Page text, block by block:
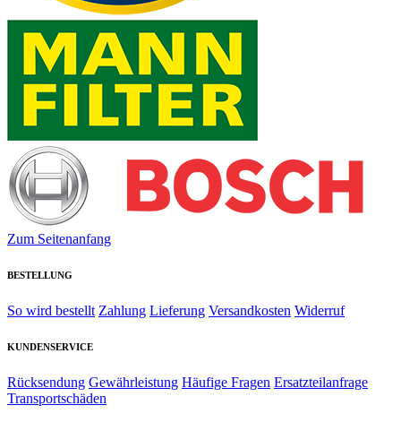
Zum Seitenanfang
BESTELLUNG
So wird bestellt Zahlung Lieferung Versandkosten Widerruf
KUNDENSERVICE
Rücksendung Gewährleistung Häufige Fragen Ersatzteilanfrage
Transportschäden